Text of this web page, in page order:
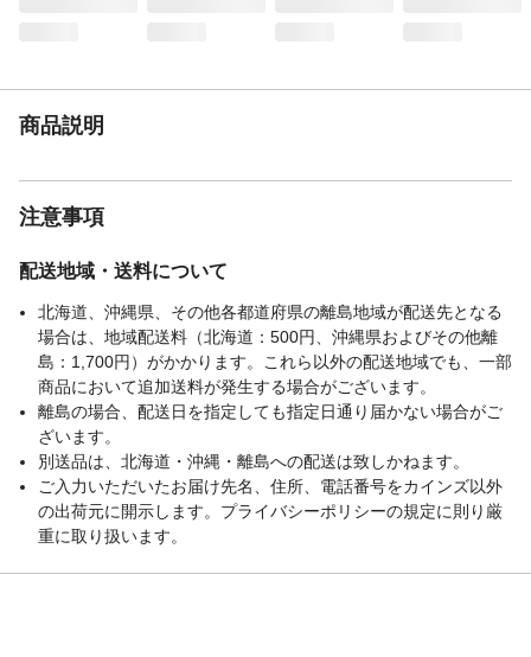
商品説明
注意事項
配送地域・送料について
北海道、沖縄県、その他各都道府県の離島地域が配送先となる
場合は、地域配送料（北海道：500円、沖縄県およびその他離
島：1,700円）がかかります。これら以外の配送地域でも、一部
商品において追加送料が発生する場合がございます。
離島の場合、配送日を指定しても指定日通り届かない場合がご
ざいます。
別送品は、北海道・沖縄・離島への配送は致しかねます。
ご入力いただいたお届け先名、住所、電話番号をカインズ以外
の出荷元に開示します。プライバシーポリシーの規定に則り厳
重に取り扱います。